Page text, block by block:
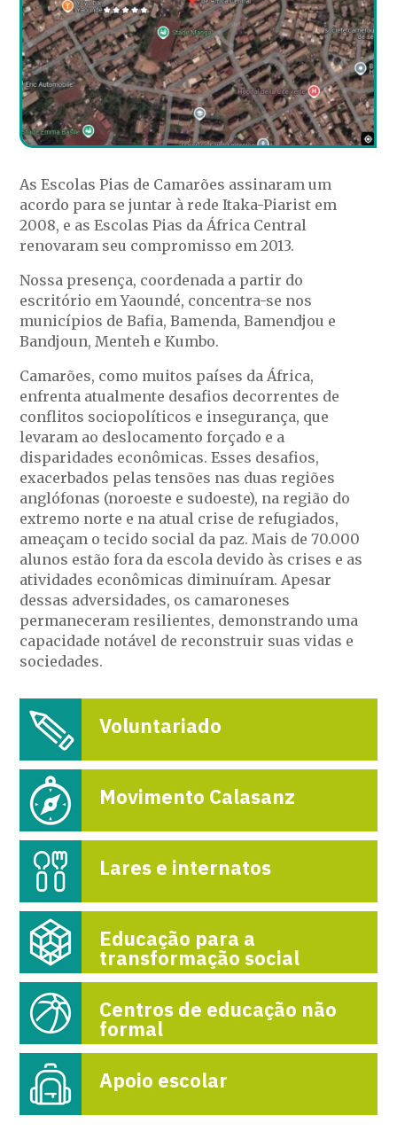
As Escolas Pias de Camarões assinaram um
acordo para se juntar à rede Itaka-Piarist em
2008, e as Escolas Pias da África Central
renovaram seu compromisso em 2013.
Nossa presença, coordenada a partir do
escritório em Yaoundé, concentra-se nos
municípios de Bafia, Bamenda, Bamendjou e
Bandjoun, Menteh e Kumbo.
Camarões, como muitos países da África,
enfrenta atualmente desafios decorrentes de
conflitos sociopolíticos e insegurança, que
levaram ao deslocamento forçado e a
disparidades econômicas. Esses desafios,
exacerbados pelas tensões nas duas regiões
anglófonas (noroeste e sudoeste), na região do
extremo norte e na atual crise de refugiados,
ameaçam o tecido social da paz. Mais de 70.000
alunos estão fora da escola devido às crises e as
atividades econômicas diminuíram. Apesar
dessas adversidades, os camaroneses
permaneceram resilientes, demonstrando uma
capacidade notável de reconstruir suas vidas e
sociedades.
Voluntariado
Movimento Calasanz
Lares e internatos
Educação para a
transformação social
Centros de educação não
formal
Apoio escolar